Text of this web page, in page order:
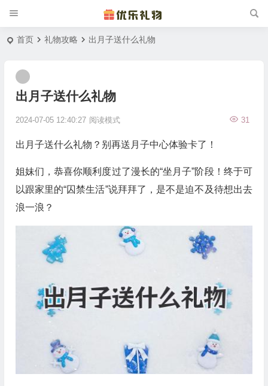
首页 礼物攻略 出月子送什么礼物
出月子送什么礼物
2024-07-05 12:40:27 31
阅读模式
出月子送什么礼物？别再送月子中心体验卡了！
姐妹们，恭喜你顺利度过了漫长的“坐月子”阶段！终于可
以跟家里的“囚禁生活”说拜拜了，是不是迫不及待想出去
浪一浪？